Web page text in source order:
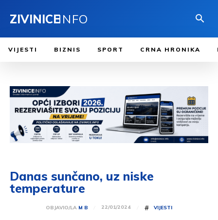
ZIVINICEINFO
VIJESTI BIZNIS SPORT CRNA HRONIKA
Danas sunčano, uz niske
temperature
OBJAVIO/LA M B 22/01/2024 # VIJESTI